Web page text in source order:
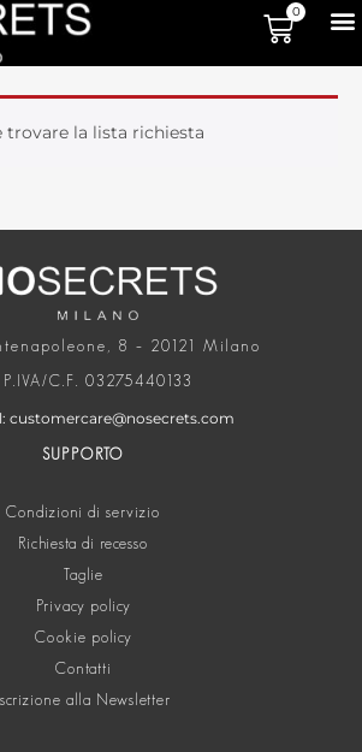
0
trovare la lista richiesta
8 – 20121 Milano
P.IVA/C.F. 03275440133
customercare@nosecrets.com
SUPPORTO
Condizioni di servizio
Richiesta di recesso
Taglie
Privacy policy
Cookie policy
Contatti
Iscrizione alla Newsletter